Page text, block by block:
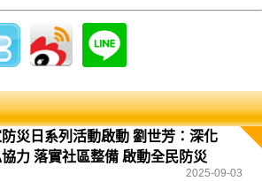
防災日系列活動啟動 劉世芳：深化
力 落實社區整備 啟動全民防災
2025-09-03